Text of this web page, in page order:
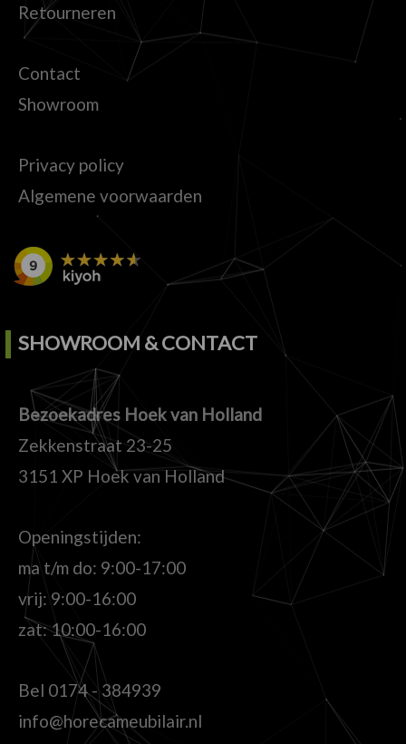
Retourneren
Contact
Showroom
Privacy policy
Algemene voorwaarden
SHOWROOM & CONTACT
Bezoekadres Hoek van Holland
Zekkenstraat 23-25
3151 XP Hoek van Holland
Openingstijden:
ma t/m do: 9:00-17:00
vrij: 9:00-16:00
zat: 10:00-16:00
Bel 0174 - 384939
info@horecameubilair.nl